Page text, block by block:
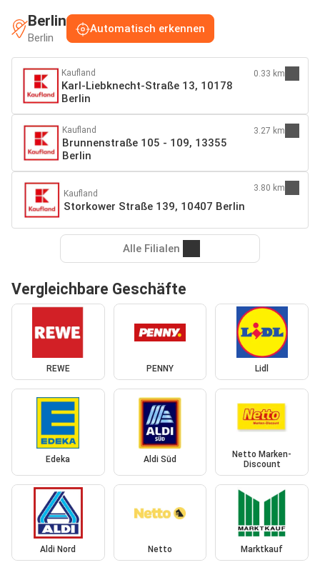
Berlin
Berlin
Automatisch erkennen
Kaufland
Karl-Liebknecht-Straße 13, 10178
Berlin
0.33 km
Kaufland
Brunnenstraße 105 - 109, 13355
Berlin
3.27 km
Kaufland
Storkower Straße 139, 10407 Berlin
3.80 km
Alle Filialen
Vergleichbare Geschäfte
REWE PENNY Lidl
Edeka Aldi Süd
Netto Marken-
Discount
Aldi Nord Netto Marktkauf